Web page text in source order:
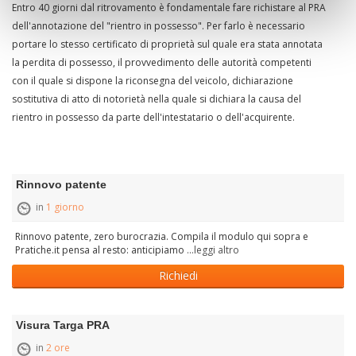
Entro 40 giorni dal ritrovamento è fondamentale fare richistare al PRA
dell'annotazione del "rientro in possesso". Per farlo è necessario
portare lo stesso certificato di proprietà sul quale era stata annotata
la perdita di possesso, il provvedimento delle autorità competenti
con il quale si dispone la riconsegna del veicolo, dichiarazione
sostitutiva di atto di notorietà nella quale si dichiara la causa del
rientro in possesso da parte dell'intestatario o dell'acquirente.
Rinnovo patente
in 1 giorno
Rinnovo patente, zero burocrazia. Compila il modulo qui sopra e
Pratiche.it pensa al resto: anticipiamo ...leggi altro
Richiedi
Visura Targa PRA
in 2 ore